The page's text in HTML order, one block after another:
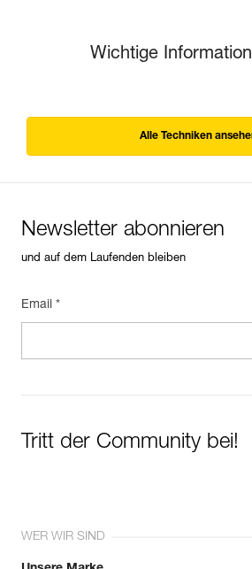
Wichtige
Alle Techniken
Newsletter abonnieren
und auf dem Laufenden bleiben
Email *
Tritt der Community bei!
WER WIR SIND